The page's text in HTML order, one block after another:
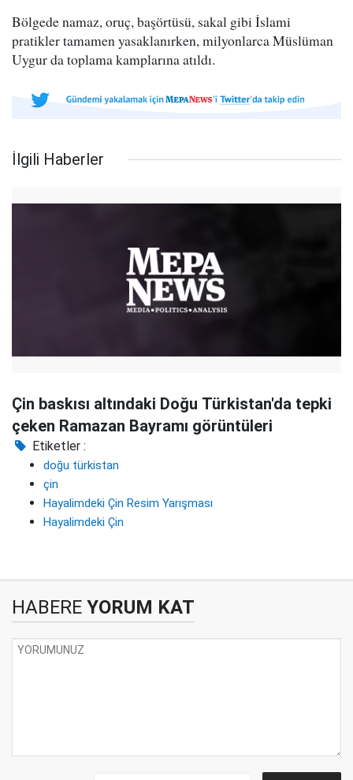
Bölgede namaz, oruç, başörtüsü, sakal gibi İslami
pratikler tamamen yasaklanırken, milyonlarca Müslüman
Uygur da toplama kamplarına atıldı.
İlgili Haberler
Çin baskısı altındaki Doğu Türkistan'da tepki
çeken Ramazan Bayramı görüntüleri
Etiketler :
doğu türkistan
çin
Hayalimdeki Çin Resim Yarışması
Hayalimdeki Çin
HABERE YORUM KAT